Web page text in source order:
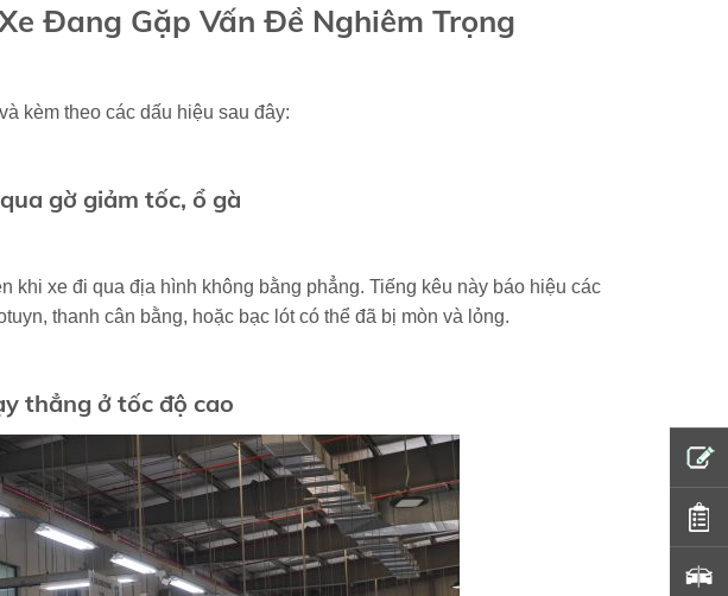
Đang Gặp Vấn Đề Nghiêm Trọng
kèm theo các dấu hiệu sau đây:
gờ giảm tốc, ổ gà
khi xe đi qua địa hình không bằng phẳng. Tiếng kêu này báo hiệu các
thanh cân bằng, hoặc bạc lót có thể đã bị mòn và lỏng.
thẳng ở tốc độ cao